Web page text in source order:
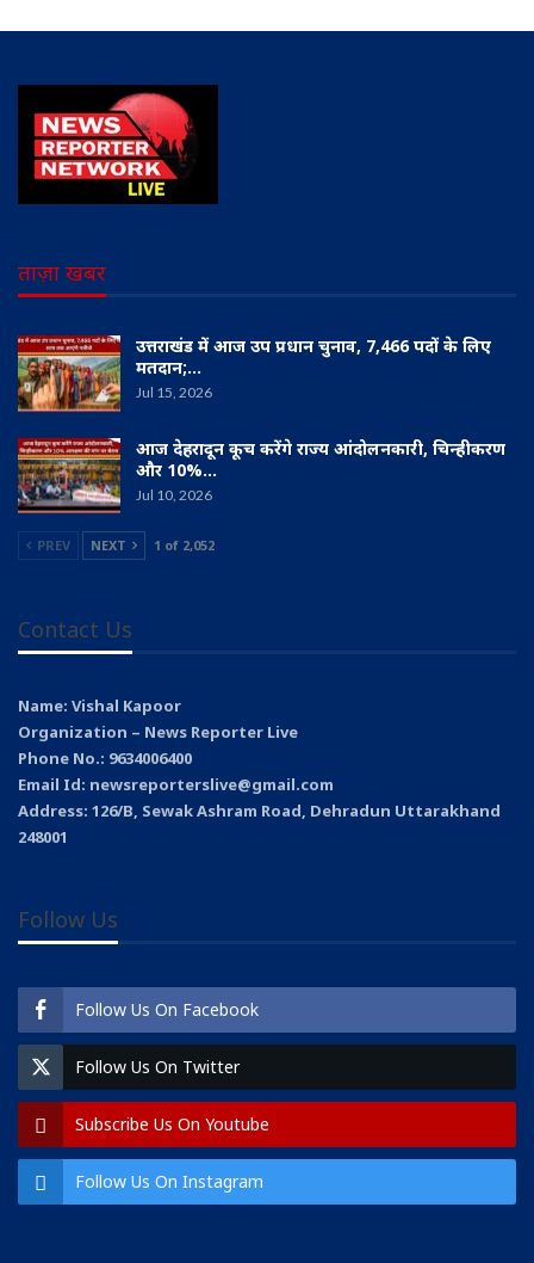
ताज़ा खबर
उत्तराखंड में आज उप प्रधान चुनाव, 7,466 पदों के लिए
मतदान;…
Jul 15, 2026
आज देहरादून कूच करेंगे राज्य आंदोलनकारी, चिन्हीकरण
और 10%…
Jul 10, 2026
PREV NEXT 1 of 2,052
Contact Us
Name: Vishal Kapoor
Organization – News Reporter Live
Phone No.: 9634006400
Email Id: newsreporterslive@gmail.com
Address: 126/B, Sewak Ashram Road, Dehradun Uttarakhand
248001
Follow Us
Follow Us On Facebook
Follow Us On Twitter
Subscribe Us On Youtube
Follow Us On Instagram